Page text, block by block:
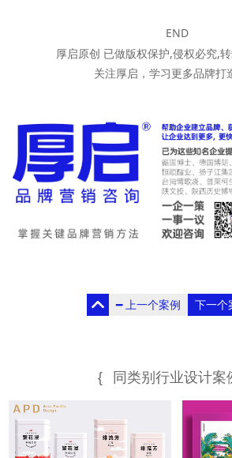
END
厚启原创 已做版权保护,侵权必究,
关注厚启 ，学习更多品牌打
━上一个案例 下一个
{ 同类别行业设计案